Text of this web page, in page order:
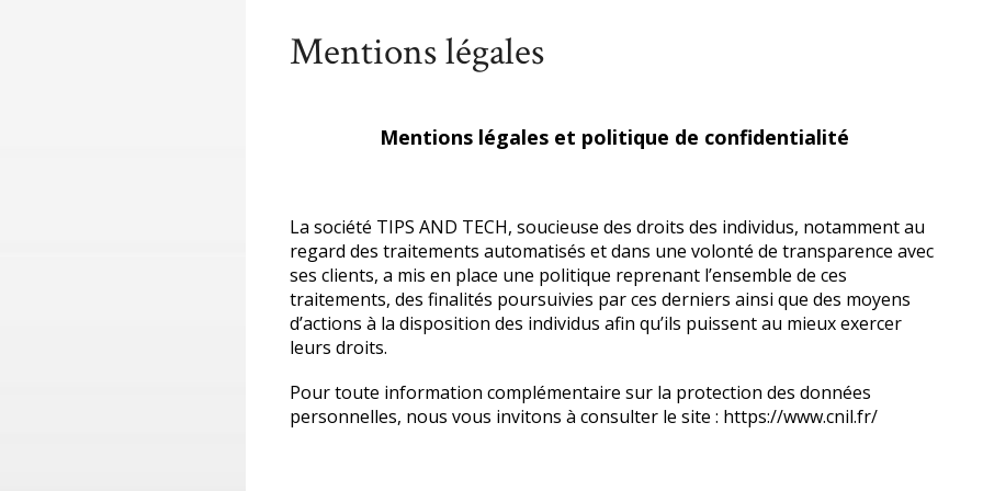
Accueil Mentions légales
Mentions légales
Mentions légales et politique de confidentialité
La société TIPS AND TECH, soucieuse des droits des individus, notamment au
regard des traitements automatisés et dans une volonté de transparence avec
ses clients, a mis en place une politique reprenant l’ensemble de ces
traitements, des finalités poursuivies par ces derniers ainsi que des moyens
d’actions à la disposition des individus afin qu’ils puissent au mieux exercer
leurs droits.
Pour toute information complémentaire sur la protection des données
personnelles, nous vous invitons à consulter le site : https://www.cnil.fr/